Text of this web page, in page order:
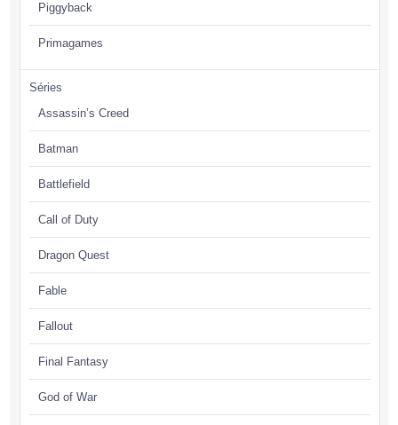
Piggyback
Primagames
Séries
Assassin’s Creed
Batman
Battlefield
Call of Duty
Dragon Quest
Fable
Fallout
Final Fantasy
God of War